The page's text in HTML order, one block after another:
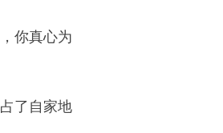
你真心为
了自家地